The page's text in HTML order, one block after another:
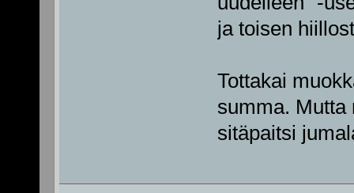
ja toisen
Tottakai
summa. Mutta
sitäpaitsi